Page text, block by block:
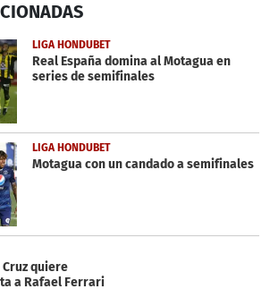
LIGA HONDUBET
Real España domina al Motagua en
series de semifinales
LIGA HONDUBET
Motagua con un candado a semifinales
Cruz quiere
a Rafael Ferrari